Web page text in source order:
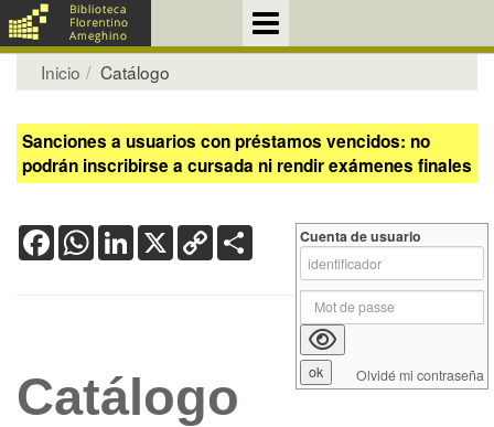
Inicio Catálogo
Sanciones a usuarios con préstamos vencidos: no
podrán inscribirse a cursada ni rendir exámenes finales
FacebookWhatsApp
LinkedIn
X Copy
Link
Catálogo
Cuenta de usuario
Olvidé mi contraseña